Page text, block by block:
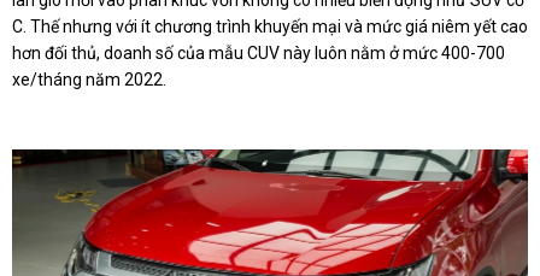
C. Thế nhưng với ít chương trình khuyến mại và mức giá niêm yết cao
hơn đối thủ, doanh số của mẫu CUV này luôn nằm ở mức 400-700
xe/tháng năm 2022.